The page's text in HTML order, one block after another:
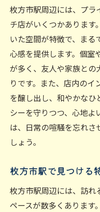
枚方市駅周辺には、プラ
チ店がいくつかあります
いた空間が特徴で、ま
心感を提供します。個室
が多く、友人や家族との
りです。また、店内の
を醸し出し、和やかなひ
シーを守りつつ、心地
は、日常の喧騒を忘れ
しょう。
枚方市駅で見つける
枚方市駅周辺には、訪れ
ペースが数多くあります